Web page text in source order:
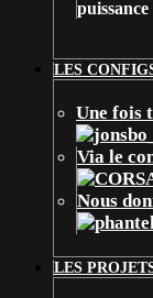
LES
Une fois
Via le
Nous
LES